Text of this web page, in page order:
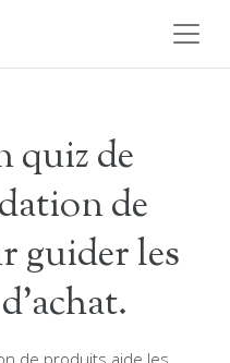
quiz de
de
guider les
de produits aide les